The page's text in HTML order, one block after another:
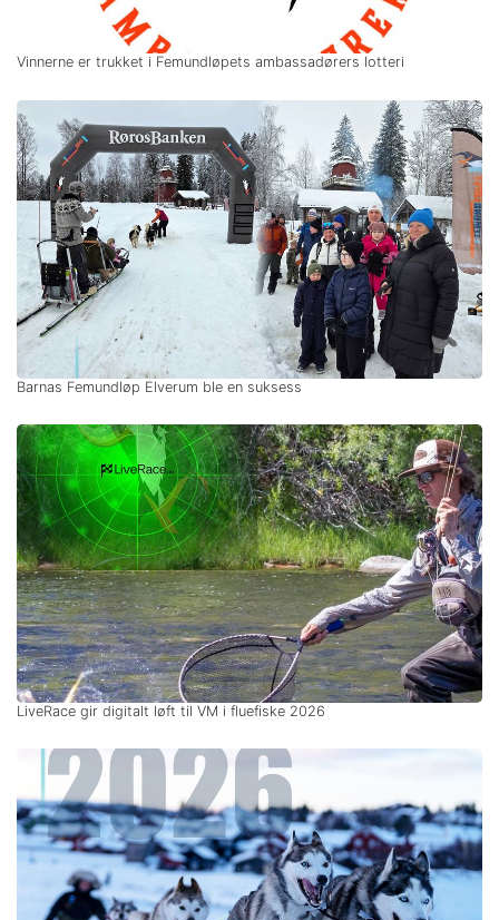
Vinnerne er trukket i Femundløpets ambassadørers lotteri
Barnas Femundløp Elverum ble en suksess
LiveRace gir digitalt løft til VM i fluefiske 2026